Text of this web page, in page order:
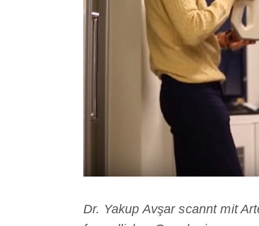
Dr. Yakup Avşar scannt mit